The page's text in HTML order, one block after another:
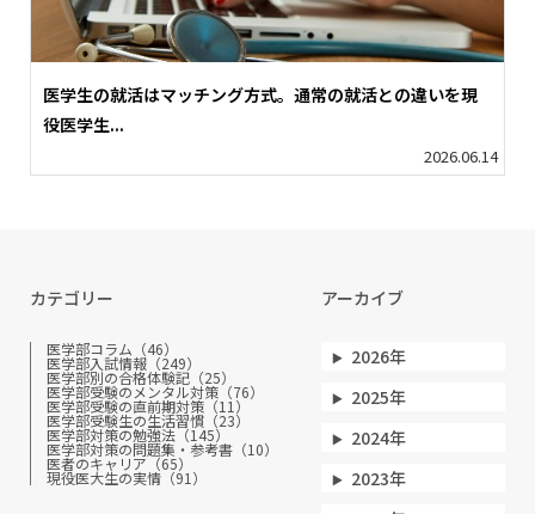
医学生の就活はマッチング方式。通常の就活との違いを現
役医学生...
2026.06.14
カテゴリー
医学部コラム（46）
医学部入試情報（249）
医学部別の合格体験記（25）
医学部受験のメンタル対策（76）
医学部受験の直前期対策（11）
医学部受験生の生活習慣（23）
医学部対策の勉強法（145）
医学部対策の問題集・参考書（10）
医者のキャリア（65）
現役医大生の実情（91）
アーカイブ
2026年
2025年
2024年
2023年